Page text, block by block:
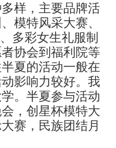
样，主要品牌活
模特风采大赛、
多彩女生礼服制
协会到福利院等
夏的活动一般在
影响力较好。我
。半夏参与活动
，创星杯模特大
赛，民族团结月